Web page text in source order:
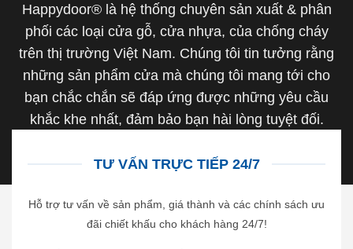
Happydoor® là hệ thống chuyên sản xuất & phân
phối các loại cửa gỗ, cửa nhựa, của chống cháy
trên thị trường Việt Nam. Chúng tôi tin tưởng rằng
những sản phẩm cửa mà chúng tôi mang tới cho
bạn chắc chắn sẽ đáp ứng được những yêu cầu
khắc khe nhất, đảm bảo bạn hài lòng tuyệt đối.
TƯ VẤN TRỰC TIẾP 24/7
Hỗ trợ tư vấn về sản phẩm, giá thành và các chính sách ưu
đãi chiết khấu cho khách hàng 24/7!